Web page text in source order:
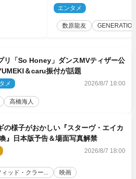
た瞬間を、音に乗せてお
エンタメ
数原龍友
リ「So Honey」ダンスMVティザー公
＆caru振付が話題
メ 2026/8/7 18:00
高橋海人
の様子がおかしい『スターヴ・エイカ
』日本版予告＆場面写真解禁
2026/8/7 18:00
ィッド・クラー... 映画